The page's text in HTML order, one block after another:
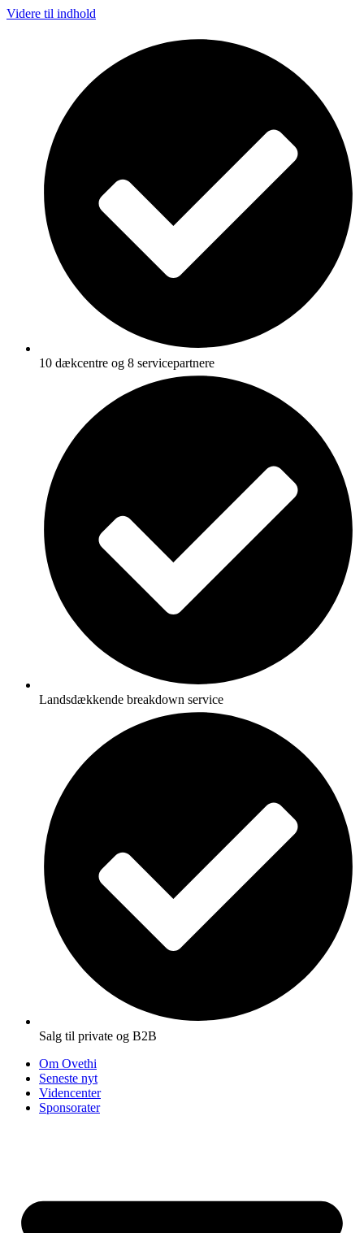
Videre til indhold
10 dækcentre og 8 servicepartnere
Landsdækkende breakdown service
Salg til private og B2B
Om Ovethi
Seneste nyt
Videncenter
Sponsorater